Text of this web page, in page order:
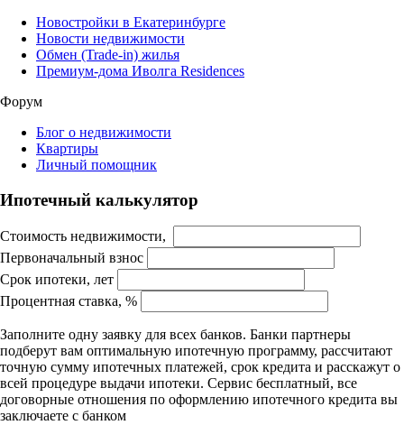
Новостройки в Екатеринбурге
Новости недвижимости
Обмен (Trade-in) жилья
Премиум-дома Иволга Residences
Форум
Блог о недвижимости
Квартиры
Личный помощник
Ипотечный калькулятор
Стоимость недвижимости,
Первоначальный взнос
Срок ипотеки, лет
Процентная ставка, %
Заполните одну заявку для всех банков. Банки партнеры
подберут вам оптимальную ипотечную программу, рассчитают
точную сумму ипотечных платежей, срок кредита и расскажут о
всей процедуре выдачи ипотеки. Сервис бесплатный, все
договорные отношения по оформлению ипотечного кредита вы
заключаете с банком